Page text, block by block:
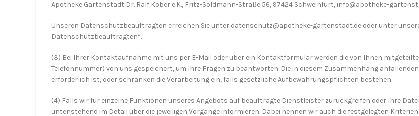
Apotheke Gartenstadt Dr. Ralf Köber e.K., Fritz-Soldmann-Straße 56, 97424 Schweinfurt, info@apotheke-
Unseren Datenschutzbeauftragten erreichen Sie unter datenschutz@apotheke-gartenstadt.de oder unter
Datenschutzbeauftragten“.
(3) Bei Ihrer Kontaktaufnahme mit uns per E-Mail oder über ein Kontaktformular werden die von Ihnen
Telefonnummer) von uns gespeichert, um Ihre Fragen zu beantworten. Die in diesem Zusammenhang
erforderlich ist, oder schränken die Verarbeitung ein, falls gesetzliche Aufbewahrungspflichten bestehen.
(4) Falls wir für einzelne Funktionen unseres Angebots auf beauftragte Dienstleister zurückgreifen oder Ihre
untenstehend im Detail über die jeweiligen Vorgänge informieren. Dabei nennen wir auch die festgelegten